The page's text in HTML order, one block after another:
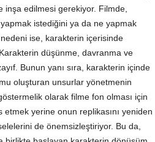
edilmesi gerekiyor. Filmde,
istediğini ya da ne yapmak
ise, karakterin içerisinde
düşünme, davranma ve
Bunun yanı sıra, karakterin içinde
oluşturan unsurlar yönetmenin
olarak filme fon olması için
yerine onun replikasını yeniden
de önemsizleştiriyor. Bu da,